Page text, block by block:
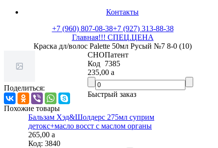
Контакты
+7 (960) 807-08-38+7 (927) 313-88-38
Главная!!! СПЕЦ.ЦЕНА
Краска дл/волос Palette 50мл Русый №7 8-0 (10)
Поделиться:
СНОПатент
Код
7385
235,00a
Быстрый заказ
Похожие товары
Бальзам Хэд&Шолдерс 275мл суприм
детокс+масло восст с маслом органы
265,00a
Код:3840